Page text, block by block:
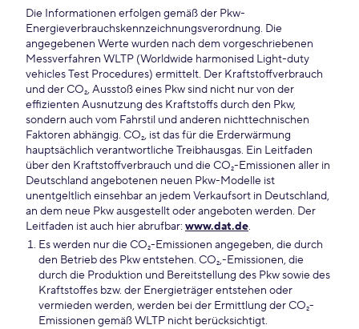
Die Informationen erfolgen gemäß der Pkw-
Energieverbrauchskennzeichnungsverordnung. Die
angegebenen Werte wurden nach dem vorgeschriebenen
Messverfahren WLTP (Worldwide harmonised Light-duty
vehicles Test Procedures) ermittelt. Der Kraftstoffverbrauch
und der CO₂, Ausstoß eines Pkw sind nicht nur von der
effizienten Ausnutzung des Kraftstoffs durch den Pkw,
sondern auch vom Fahrstil und anderen nichttechnischen
Faktoren abhängig. CO₂, ist das für die Erderwärmung
hauptsächlich verantwortliche Treibhausgas. Ein Leitfaden
über den Kraftstoffverbrauch und die CO₂-Emissionen aller in
Deutschland angebotenen neuen Pkw-Modelle ist
unentgeltlich einsehbar an jedem Verkaufsort in Deutschland,
an dem neue Pkw ausgestellt oder angeboten werden. Der
Leitfaden ist auch hier abrufbar: www.dat.de.
Es werden nur die CO₂-Emissionen angegeben, die durch
den Betrieb des Pkw entstehen. CO₂,-Emissionen, die
durch die Produktion und Bereitstellung des Pkw sowie des
Kraftstoffes bzw. der Energieträger entstehen oder
vermieden werden, werden bei der Ermittlung der CO₂-
Emissionen gemäß WLTP nicht berücksichtigt.